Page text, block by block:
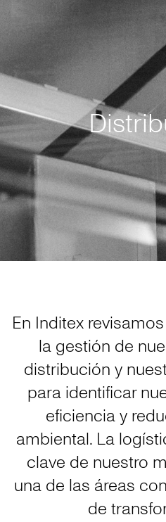
En Inditex
la gestión de
distribución y
para identificar
eficiencia y
ambiental. La
clave de nuestro
una de las áreas
de